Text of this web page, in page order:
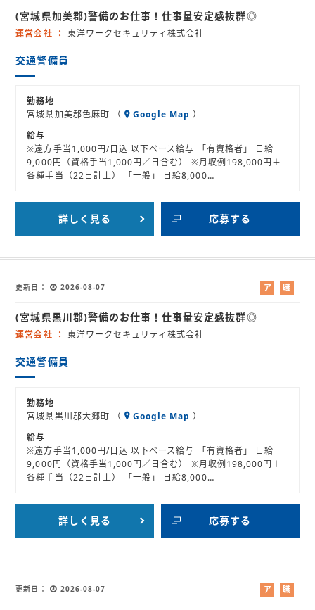
(宮城県加美郡)警備のお仕事！仕事量安定感抜群◎
運営会社 東洋ワークセキュリティ株式会社
交通警備員
勤務地
宮城県加美郡色麻町 （
Google Map ）
給与
※遠方手当1,000円/日込 以下ベース給与 「有資格者」 日給
9,000円（資格手当1,000円／日含む） ※月収例198,000円＋
各種手当（22日計上） 「一般」 日給8,000…
詳しく見る 応募する
更新日 2026-08-07
ア
職
(宮城県黒川郡)警備のお仕事！仕事量安定感抜群◎
運営会社 東洋ワークセキュリティ株式会社
交通警備員
勤務地
宮城県黒川郡大郷町 （
Google Map ）
給与
※遠方手当1,000円/日込 以下ベース給与 「有資格者」 日給
9,000円（資格手当1,000円／日含む） ※月収例198,000円＋
各種手当（22日計上） 「一般」 日給8,000…
詳しく見る 応募する
更新日 2026-08-07
ア
職